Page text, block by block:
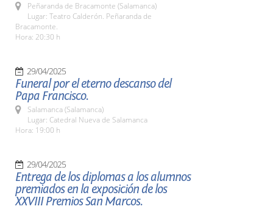
Peñaranda de Bracamonte (Salamanca)
Lugar: Teatro Calderón. Peñaranda de
Bracamonte.
Hora: 20:30 h
29/04/2025
Funeral por el eterno descanso del
Papa Francisco.
Salamanca (Salamanca)
Lugar: Catedral Nueva de Salamanca
Hora: 19:00 h
29/04/2025
Entrega de los diplomas a los alumnos
premiados en la exposición de los
XXVIII Premios San Marcos.